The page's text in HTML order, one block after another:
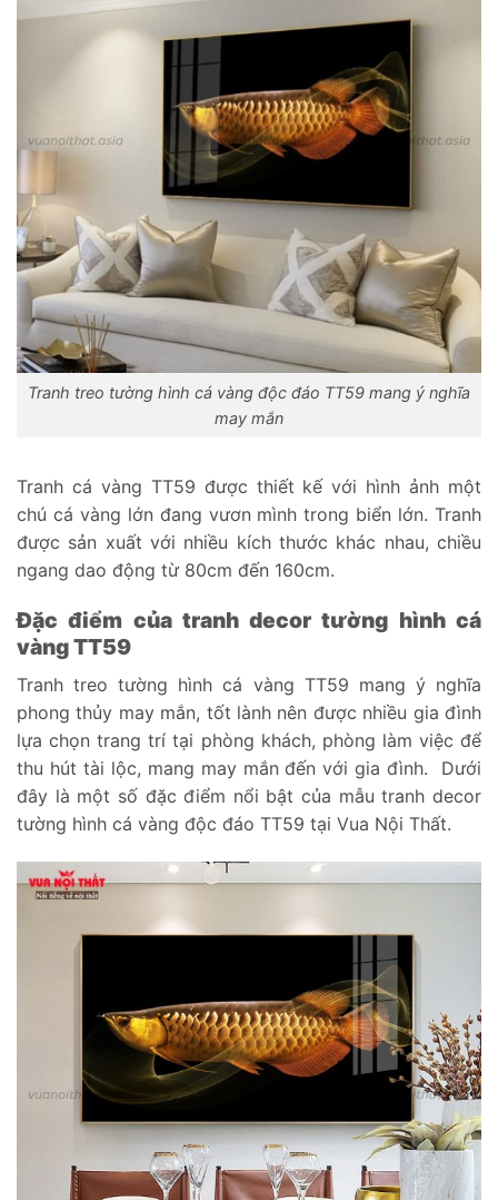
Tranh treo tường hình cá vàng độc đáo TT59 mang ý nghĩa
may mắn
Tranh cá vàng TT59 được thiết kế với hình ảnh một
chú cá vàng lớn đang vươn mình trong biển lớn. Tranh
được sản xuất với nhiều kích thước khác nhau, chiều
ngang dao động từ 80cm đến 160cm.
Đặc điểm của tranh decor tường hình cá
vàng TT59
Tranh treo tường hình cá vàng TT59 mang ý nghĩa
phong thủy may mắn, tốt lành nên được nhiều gia đình
lựa chọn trang trí tại phòng khách, phòng làm việc để
thu hút tài lộc, mang may mắn đến với gia đình. Dưới
đây là một số đặc điểm nổi bật của mẫu tranh decor
tường hình cá vàng độc đáo TT59 tại Vua Nội Thất.